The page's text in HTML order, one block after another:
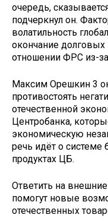
очередь,
подчеркнул он.
волатильность
окончание долговых
отношении ФРС из-
Максим Орешкин 3
противостоять
отечественной
Центробанка,
экономическую
речь идёт о системе
продуктах ЦБ.
Ответить на
помогут новые
отечественных